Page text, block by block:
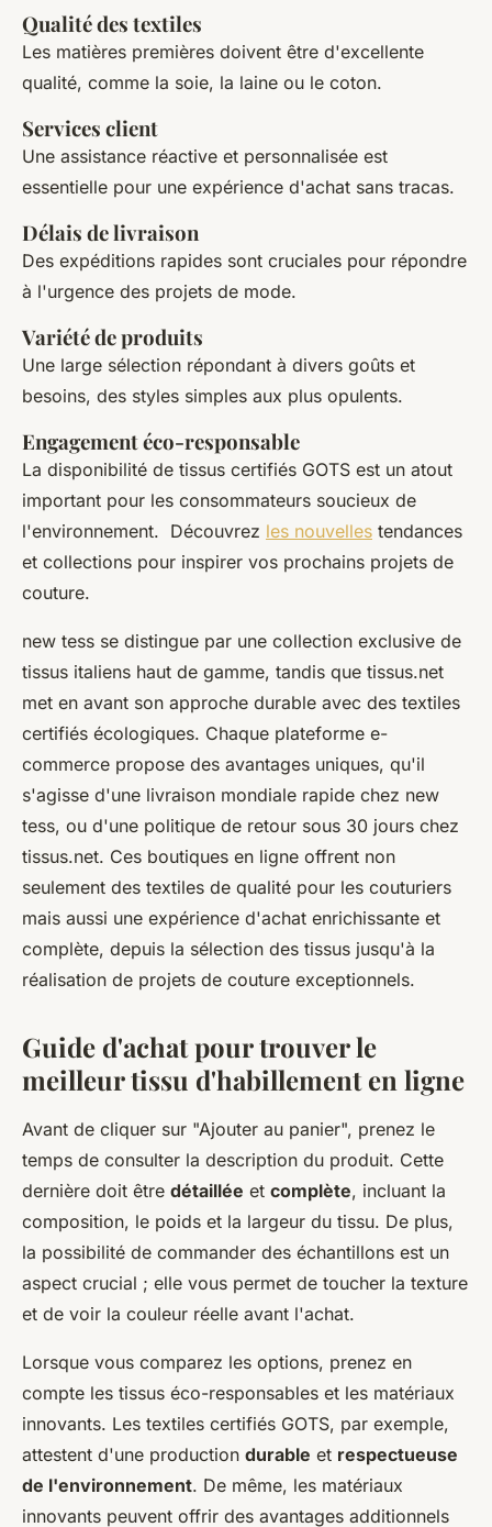
Qualité des textiles
Les matières premières doivent être d'excellente
qualité, comme la soie, la laine ou le coton.
Services client
Une assistance réactive et personnalisée est
essentielle pour une expérience d'achat sans tracas.
Délais de livraison
Des expéditions rapides sont cruciales pour répondre
à l'urgence des projets de mode.
Variété de produits
Une large sélection répondant à divers goûts et
besoins, des styles simples aux plus opulents.
Engagement éco-responsable
La disponibilité de tissus certifiés GOTS est un atout
important pour les consommateurs soucieux de
l'environnement. Découvrez les nouvelles tendances
et collections pour inspirer vos prochains projets de
couture.
new tess se distingue par une collection exclusive de
tissus italiens haut de gamme, tandis que tissus.net
met en avant son approche durable avec des textiles
certifiés écologiques. Chaque plateforme e-
commerce propose des avantages uniques, qu'il
s'agisse d'une livraison mondiale rapide chez new
tess, ou d'une politique de retour sous 30 jours chez
tissus.net. Ces boutiques en ligne offrent non
seulement des textiles de qualité pour les couturiers
mais aussi une expérience d'achat enrichissante et
complète, depuis la sélection des tissus jusqu'à la
réalisation de projets de couture exceptionnels.
Guide d'achat pour trouver le
meilleur tissu d'habillement en ligne
Avant de cliquer sur "Ajouter au panier", prenez le
temps de consulter la description du produit. Cette
dernière doit être détaillée et complète, incluant la
composition, le poids et la largeur du tissu. De plus,
la possibilité de commander des échantillons est un
aspect crucial ; elle vous permet de toucher la texture
et de voir la couleur réelle avant l'achat.
Lorsque vous comparez les options, prenez en
compte les tissus éco-responsables et les matériaux
innovants. Les textiles certifiés GOTS, par exemple,
attestent d'une production durable et respectueuse
de l'environnement. De même, les matériaux
innovants peuvent offrir des avantages additionnels